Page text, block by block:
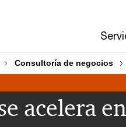
Consultoría de negocios
acelera